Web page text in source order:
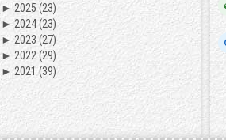
► 2025 (23)
►2024(23)
► 2023 (27)
► 2022 (29)
► 2021(39)